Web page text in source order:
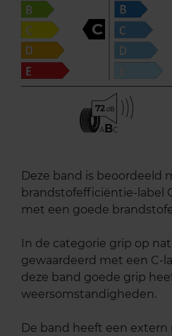
C
72
ABC
Deze band is beoordeeld
brandstofefficiëntie-label
met een goede
In de categorie grip op
gewaardeerd met een C-
deze band goede grip
weersomstandigheden.
De band heeft een extern